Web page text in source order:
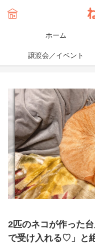
ホーム
譲渡会／イベント
2匹のネコが作った
で受け入れる♡」と